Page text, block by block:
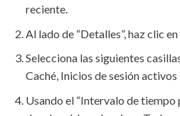
reciente.
Al lado de “Detalles”, haz clic
Selecciona las siguientes
Caché, Inicios de sesión activos
Usando el “Intervalo de tiempo